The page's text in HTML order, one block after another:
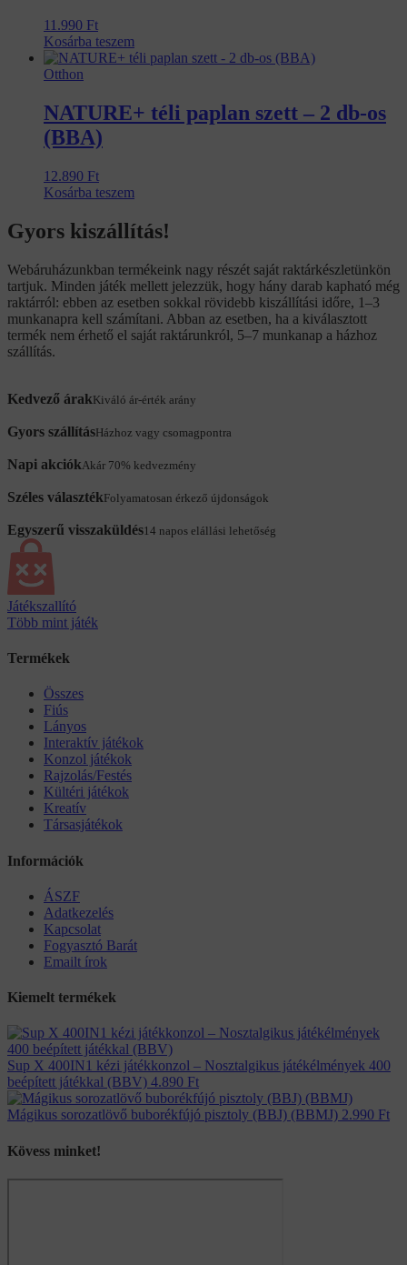
11.990 Ft
Kosárba teszem
Otthon
NATURE+ téli paplan szett – 2 db-os
(BBA)
12.890 Ft
Kosárba teszem
Gyors kiszállítás!
Webáruházunkban termékeink nagy részét saját raktárkészletünkön
tartjuk. Minden játék mellett jelezzük, hogy hány darab kapható még
raktárról: ebben az esetben sokkal rövidebb kiszállítási időre, 1–3
munkanapra kell számítani. Abban az esetben, ha a kiválasztott
termék nem érhető el saját raktárunkról, 5–7 munkanap a házhoz
szállítás.
Kedvező árakKiváló ár-érték arány
Gyors szállításHázhoz vagy csomagpontra
Napi akciókAkár 70% kedvezmény
Széles választékFolyamatosan érkező újdonságok
Egyszerű visszaküldés14 napos elállási lehetőség
Játékszallító
Több mint játék
Termékek
Összes
Fiús
Lányos
Interaktív játékok
Konzol játékok
Rajzolás/Festés
Kültéri játékok
Kreatív
Társasjátékok
Információk
ÁSZF
Adatkezelés
Kapcsolat
Fogyasztó Barát
Emailt írok
Kiemelt termékek
Sup X 400IN1 kézi játékkonzol – Nosztalgikus játékélmények 400
beépített játékkal (BBV) 4.890 Ft
Mágikus sorozatlövő buborékfújó pisztoly (BBJ) (BBMJ) 2.990 Ft
Kövess minket!